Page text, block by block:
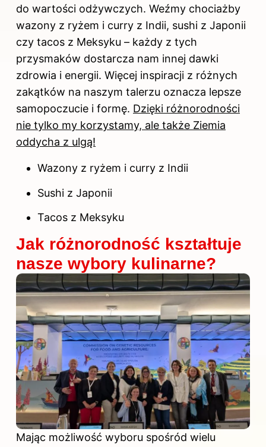
do wartości odżywczych. Weźmy chociażby
wazony z ryżem i curry z Indii, sushi z Japonii
czy tacos z Meksyku – każdy z tych
przysmaków dostarcza nam innej dawki
zdrowia i energii. Więcej inspiracji z różnych
zakątków na naszym talerzu oznacza lepsze
samopoczucie i formę. Dzięki różnorodności
nie tylko my korzystamy, ale także Ziemia
oddycha z ulgą!
Wazony z ryżem i curry z Indii
Sushi z Japonii
Tacos z Meksyku
Jak różnorodność kształtuje
nasze wybory kulinarne?
Mając możliwość wyboru spośród wielu